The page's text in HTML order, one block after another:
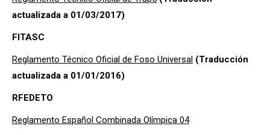
actualizada a 01/03/2017)
FITASC
Reglamento Técnico Oficial de Foso Universal (Traducción
actualizada a 01/01/2016)
RFEDETO
Reglamento Español Combinada Olímpica 04